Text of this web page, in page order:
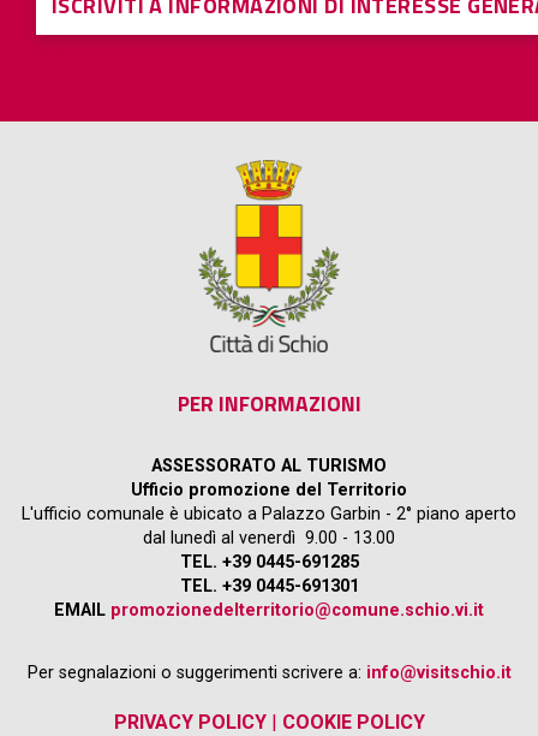
PER INFORMAZIONI
ASSESSORATO AL TURISMO
Ufficio promozione del Territorio
L'ufficio comunale è ubicato a Palazzo Garbin - 2° piano aperto
dal lunedì al venerdì 9.00 - 13.00
TEL. +39 0445-691285
TEL. +39 0445-691301
EMAIL promozionedelterritorio@comune.schio.vi.it
Per segnalazioni o suggerimenti scrivere a: info@visitschio.it
PRIVACY POLICY| COOKIE POLICY